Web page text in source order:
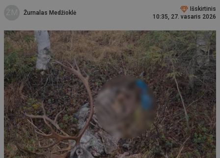
Žurnalas Medžioklė
Išskirtinis
10:35, 27. vasaris 2026